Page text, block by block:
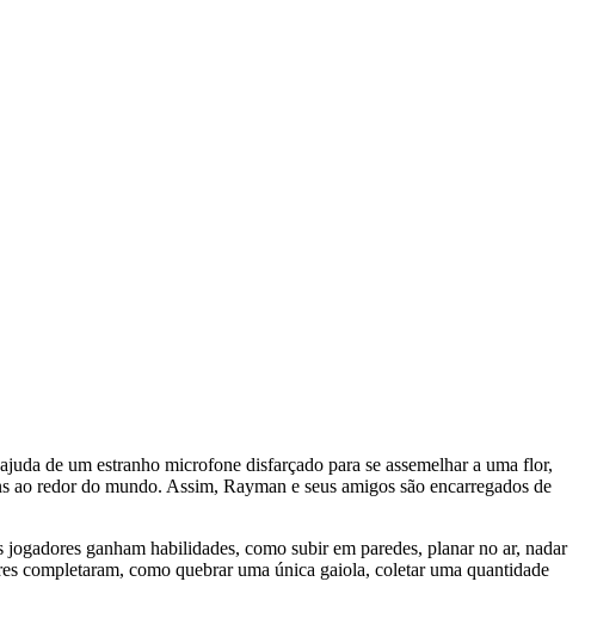
de um estranho microfone disfarçado para se assemelhar a uma flor,
redor do mundo. Assim, Rayman e seus amigos são encarregados de
ganham habilidades, como subir em paredes, planar no ar, nadar
completaram, como quebrar uma única gaiola, coletar uma quantidade